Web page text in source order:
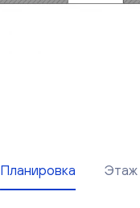
Планировка Этаж